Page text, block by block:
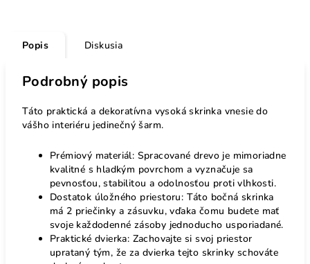
Popis Diskusia
Podrobný popis
Táto praktická a dekoratívna vysoká skrinka vnesie do
vášho interiéru jedinečný šarm.
Prémiový materiál: Spracované drevo je mimoriadne
kvalitné s hladkým povrchom a vyznačuje sa
pevnosťou, stabilitou a odolnosťou proti vlhkosti.
Dostatok úložného priestoru: Táto bočná skrinka
má 2 priečinky a zásuvku, vďaka čomu budete mať
svoje každodenné zásoby jednoducho usporiadané.
Praktické dvierka: Zachovajte si svoj priestor
uprataný tým, že za dvierka tejto skrinky schováte